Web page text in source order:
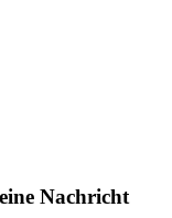
Nachricht